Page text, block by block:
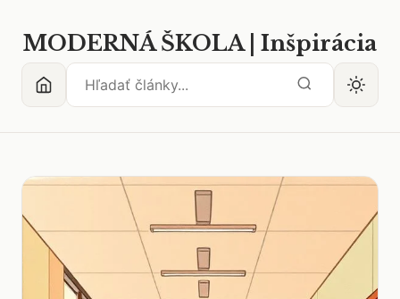
MODERNÁ ŠKOLA | Inšpirácia